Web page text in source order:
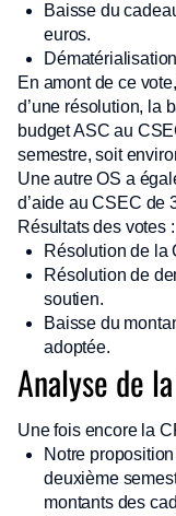
Baisse du
euros.
En amont de ce
d’une résolution, la
budget ASC au
semestre, soit
Une autre OS a
d’aide au CSEC de
Résultats des votes :
Résolution de la
Résolution de
soutien.
Baisse du
adoptée.
Analyse de
Une fois encore la
Notre
deuxième
montants des